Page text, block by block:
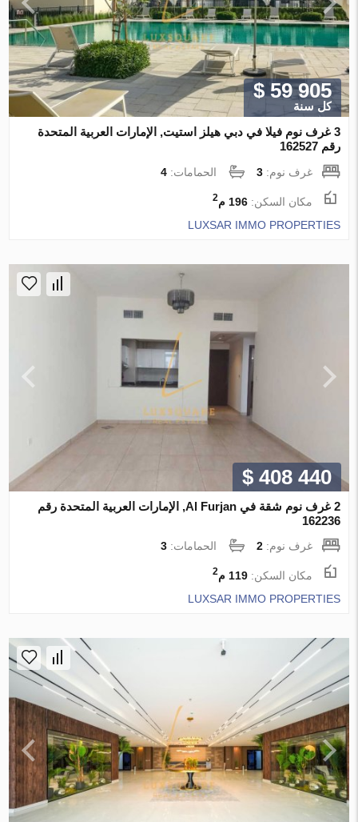
$ 59 905
كل سنة
3 غرف نوم فيلا في دبي هيلز استيت, الإمارات العربية المتحدة
رقم 162527
غرف نوم:3 الحمامات:4
مكان السكن:196 م 2
LUXSAR IMMO PROPERTIES
$ 408 440
2 غرف نوم شقة في Al Furjan, الإمارات العربية المتحدة رقم
162236
غرف نوم:2 الحمامات:3
مكان السكن:119 م 2
LUXSAR IMMO PROPERTIES